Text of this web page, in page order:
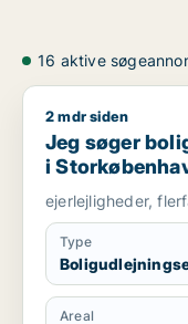
16 aktive
Jeg søger
2 mdr siden
Jeg søger
i
ejerlejligheder,
Type
Areal